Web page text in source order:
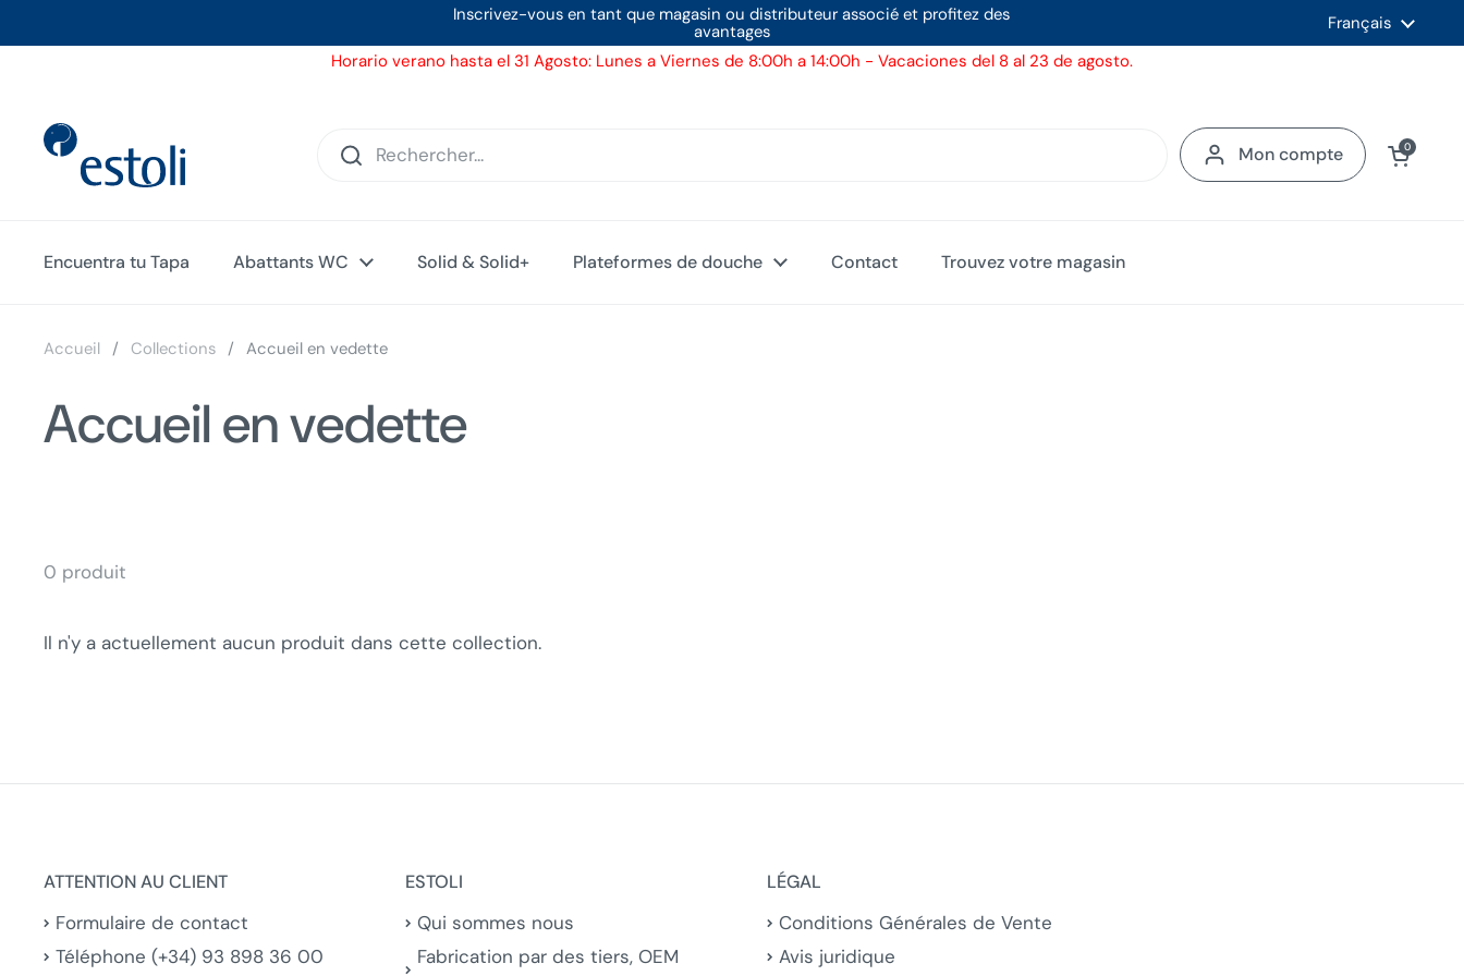
Inscrivez-vous en tant que magasin ou distributeur associé et profitez des
avantages
Langue
Français
Horario verano hasta el 31 Agosto: Lunes a Viernes de 8:00h a 14:00h - Vacaciones del 8 al 23 de agosto.
Mon compte Ouvrir le panier
0
Encuentra tu Tapa Abattants WC Solid & Solid+ Plateformes de douche Contact Trouvez votre magasin
Accueil / Collections / Accueil en vedette
Accueil en vedette
0 produit
Il n'y a actuellement aucun produit dans cette collection.
ATTENTION AU CLIENT
Formulaire de contact
Téléphone (+34) 93 898 36 00
ESTOLI
Qui sommes nous
Fabrication par des tiers, OEM
LÉGAL
Conditions Générales de Vente
Avis juridique